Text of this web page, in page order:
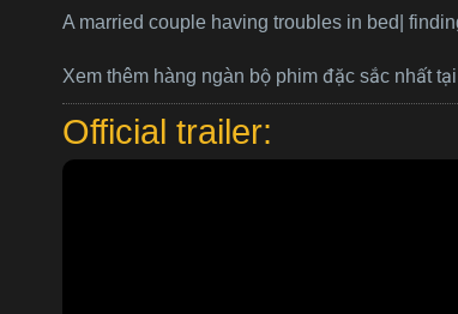
A married couple having troubles in bed|
Xem thêm hàng ngàn bộ phim đặc sắc nhất tại
Official trailer: